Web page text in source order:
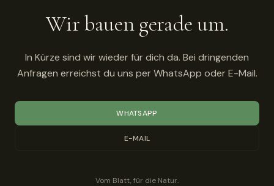
Wir bauen gerade um.
In Kürze sind wir wieder für dich da. Bei dringenden
Anfragen erreichst du uns per WhatsApp oder E-Mail.
WHATSAPP
E-MAIL
Vom Blatt, für die Natur.